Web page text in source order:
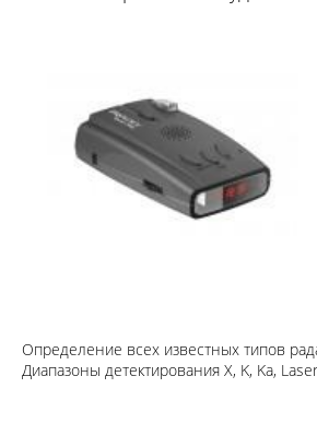
Определение всех известных типов
Диапазоны детектирования X, K, Ka,